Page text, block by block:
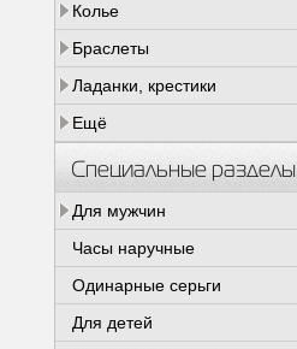
Колье
Браслеты
Ладанки, крестики
Ещё
Специальные разделы
Для мужчин
Часы наручные
Одинарные серьги
Для детей